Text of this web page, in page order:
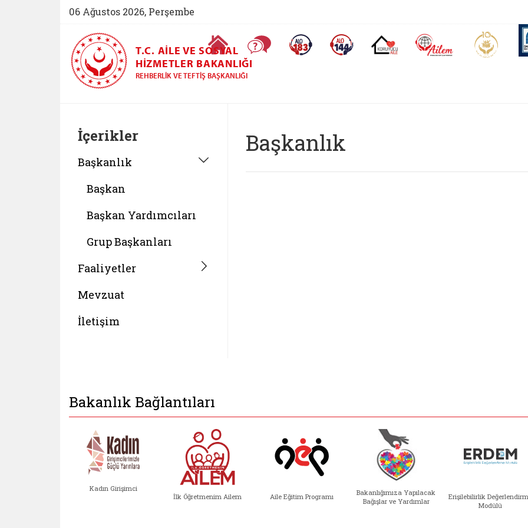
06 Ağustos 2026, Perşembe
Ana Sayfa Sıkça Sorulan SorularAlo 183 (yeni sekmede açılır)Alo 144 (yeni sekmede açılır)Koruyucu Aile (yeni sekmede açılır)
AİLEM İletişim Aile ve
T.C. AILE VE SOSYAL
HIZMETLER BAKANLIĞI
REHBERLIK VE TEFTIŞ BAŞKANLIĞI
İçerikler
Başkanlık
Başkan
Başkan Yardımcıları
Grup Başkanları
Faaliyetler
Mevzuat
İletişim
Başkanlık
Bakanlık Bağlantıları
Kadın Girişimci
İlk Öğretmenim Ailem Aile Eğitim Programı
Bakanlığımıza Yapılacak
Bağışlar ve Yardımlar
Erişilebilirlik
Modülü